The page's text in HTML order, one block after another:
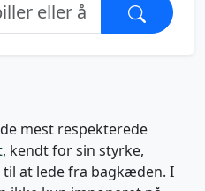
mest respekterede
, kendt for sin styrke,
at lede fra bagkæden. I